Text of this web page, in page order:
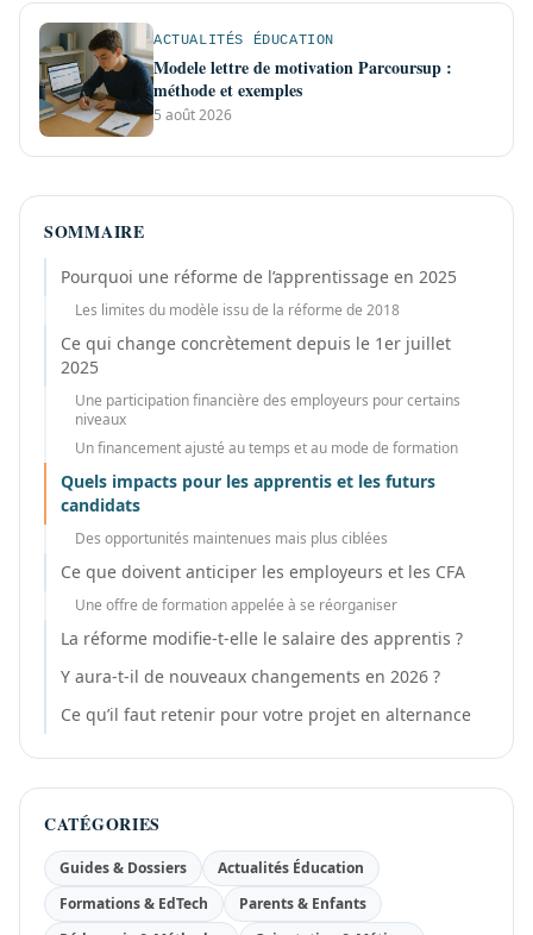
ACTUALITÉS ÉDUCATION
Modele lettre de motivation Parcoursup :
méthode et exemples
5 août 2026
SOMMAIRE
Pourquoi une réforme de l’apprentissage en 2025
Les limites du modèle issu de la réforme de 2018
Ce qui change concrètement depuis le 1er juillet
2025
Une participation financière des employeurs pour certains
niveaux
Un financement ajusté au temps et au mode de formation
Quels impacts pour les apprentis et les futurs
candidats
Des opportunités maintenues mais plus ciblées
Ce que doivent anticiper les employeurs et les CFA
Une offre de formation appelée à se réorganiser
La réforme modifie-t-elle le salaire des apprentis ?
Y aura-t-il de nouveaux changements en 2026 ?
Ce qu’il faut retenir pour votre projet en alternance
CATÉGORIES
Guides & Dossiers
Actualités Éducation
Formations & EdTech
Parents & Enfants